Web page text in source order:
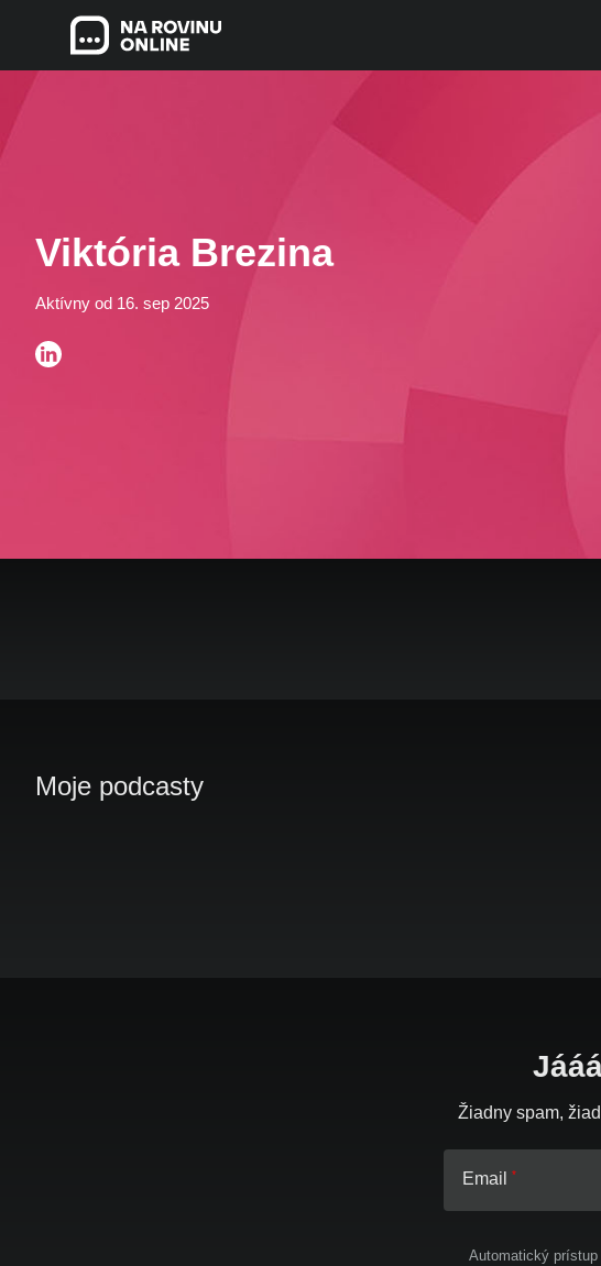
Viktória Brezina
Aktívny od 16. sep 2025
Moje podcasty
Žiadny spam,
Email
Automatický